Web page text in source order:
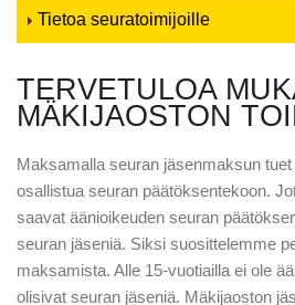
Tietoa seuratoimijoille
TERVETULOA
MÄKIJAOSTON
Maksamalla seuran jäsenmaksun
osallistua seuran päätöksentekoon.
saavat äänioikeuden seuran
seuran jäseniä. Siksi suosittelemme
maksamista. Alle 15-vuotiailla ei ole
olisivat seuran jäseniä. Mäkijaoston